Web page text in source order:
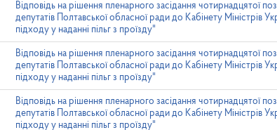
Відповідь на рішення пленарного засідання чотирнадцятої
депутатів Полтавської обласної ради до Кабінету Міністрів
підходу у наданні пільг з проїзду"
Відповідь на рішення пленарного засідання чотирнадцятої
депутатів Полтавської обласної ради до Кабінету Міністрів
підходу у наданні пільг з проїзду"
Відповідь на рішення пленарного засідання чотирнадцятої
депутатів Полтавської обласної ради до Кабінету Міністрів
підходу у наданні пільг з проїзду"